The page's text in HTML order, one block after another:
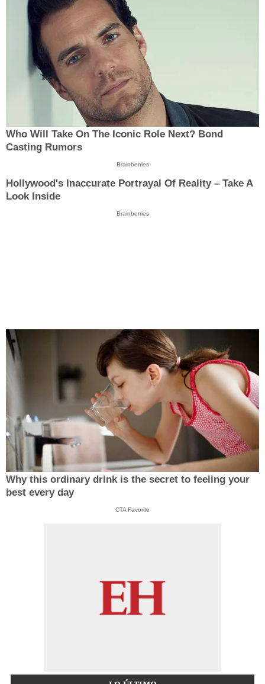
Who Will Take On The Iconic Role Next? Bond
Casting Rumors
Brainberries
Hollywood's Inaccurate Portrayal Of Reality – Take A
Look Inside
Brainberries
Why this ordinary drink is the secret to feeling your
best every day
CTA Favorite